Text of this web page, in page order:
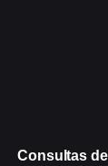
Consultas